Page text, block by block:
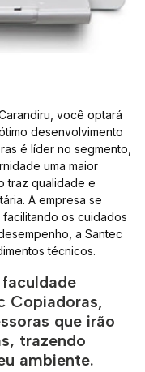
você optará
desenvolvimento
é líder no segmento,
uma maior
traz qualidade e
A empresa se
os cuidados
a Santec
técnicos.
Copiadoras,
que irão
trazendo
ambiente.